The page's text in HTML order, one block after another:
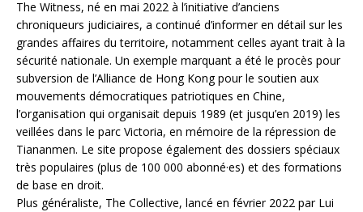
The Witness, né en mai 2022 à l’initiative d’anciens
chroniqueurs judiciaires, a continué d’informer en détail sur les
grandes affaires du territoire, notamment celles ayant trait à la
sécurité nationale. Un exemple marquant a été le procès pour
subversion de l’Alliance de Hong Kong pour le soutien aux
mouvements démocratiques patriotiques en Chine,
l’organisation qui organisait depuis 1989 (et jusqu’en 2019) les
veillées dans le parc Victoria, en mémoire de la répression de
Tiananmen. Le site propose également des dossiers spéciaux
très populaires (plus de 100 000 abonné·es) et des formations
de base en droit.
Plus généraliste, The Collective, lancé en février 2022 par Lui